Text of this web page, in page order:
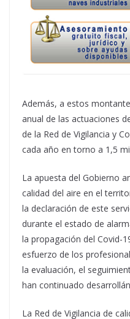
Además, a estos
anual de las actuaciones
de la Red de Vigilancia y
cada año en torno a 1,5
La apuesta del Gobierno
calidad del aire en el
la declaración de este
durante el estado de
la propagación del Covid-
esfuerzo de los
la evaluación, el
han continuado
La Red de Vigilancia de